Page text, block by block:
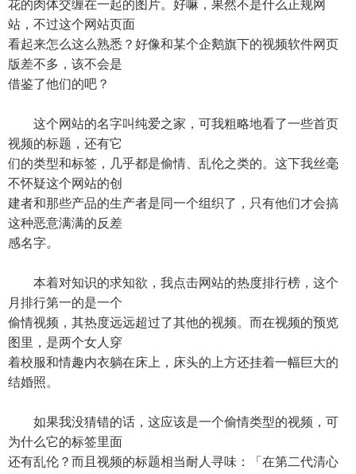
花的肉体交缠在一起的图片。好嘛，果然不是什么正规网
站，不过这个网站页面
看起来怎么这么熟悉？好像和某个企鹅旗下的视频软件网页
版差不多，该不会是
借鉴了他们的吧？
这个网站的名字叫纯爱之家，可我粗略地看了一些首页
视频的标题，还有它
们的类型和标签，几乎都是偷情、乱伦之类的。这下我丝毫
不怀疑这个网站的创
建者和那些产品的生产者是同一个组织了，只有他们才会搞
这种恶意满满的反差
感名字。
本着对知识的求知欲，我点击网站的热度排行榜，这个
月排行第一的是一个
偷情视频，其热度远远超过了其他的视频。而在视频的预览
图里，是两个女人穿
着校服和情趣内衣躺在床上，床头的上方还挂着一幅巨大的
结婚照。
如果我没猜错的话，这应该是一个偷情类型的视频，可
为什么它的标签里面
还有乱伦？而且视频的标题相当耐人寻味：「在第二代清心